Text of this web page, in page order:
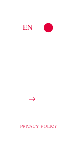
EN
PRIVACY POLICY